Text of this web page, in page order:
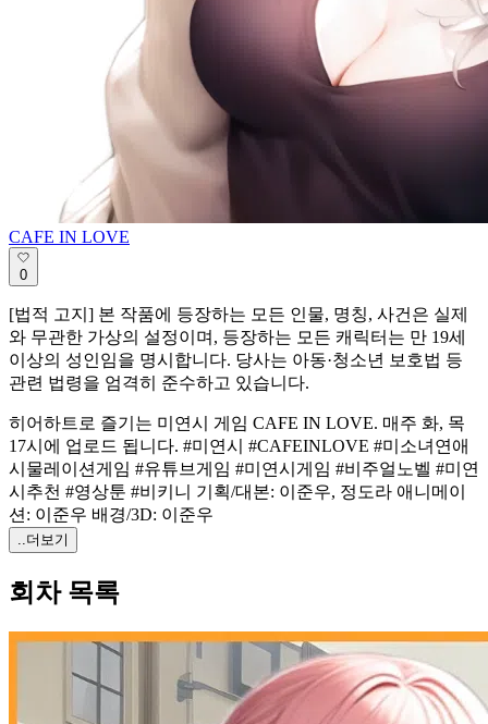
CAFE IN LOVE
0
[법적 고지] 본 작품에 등장하는 모든 인물, 명칭, 사건은 실제
와 무관한 가상의 설정이며, 등장하는 모든 캐릭터는 만 19세
이상의 성인임을 명시합니다. 당사는 아동·청소년 보호법 등
관련 법령을 엄격히 준수하고 있습니다.
히어하트로 즐기는 미연시 게임 CAFE IN LOVE. 매주 화, 목
17시에 업로드 됩니다. #미연시 #CAFEINLOVE #미소녀연애
시물레이션게임 #유튜브게임 #미연시게임 #비주얼노벨 #미연
시추천 #영상툰 #비키니 기획/대본: 이준우, 정도라 애니메이
션: 이준우 배경/3D: 이준우
..더보기
회차 목록